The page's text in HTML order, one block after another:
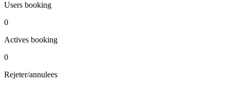
Users booking
0
Actives booking
0
Rejeter/annulees